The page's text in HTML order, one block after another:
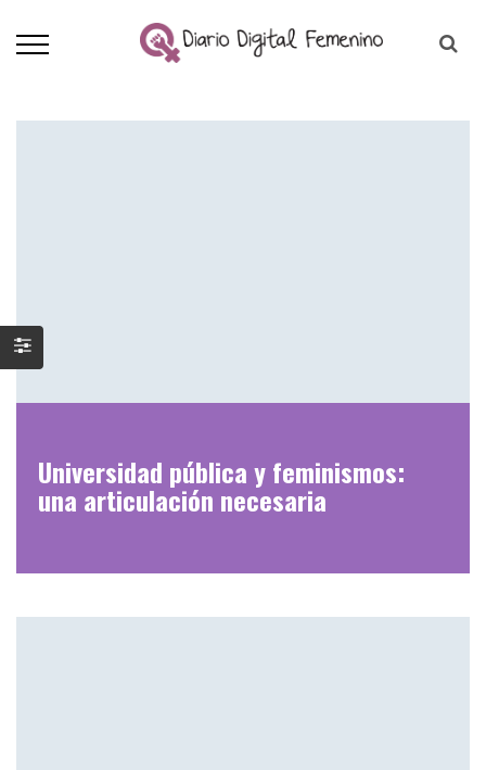
Universidad pública y feminismos:
una articulación necesaria